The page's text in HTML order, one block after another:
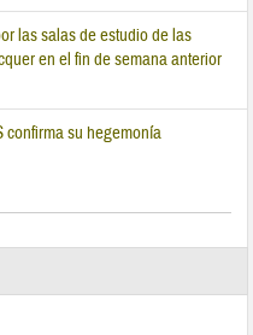
las salas de estudio de las
en el fin de semana anterior
confirma su hegemonía